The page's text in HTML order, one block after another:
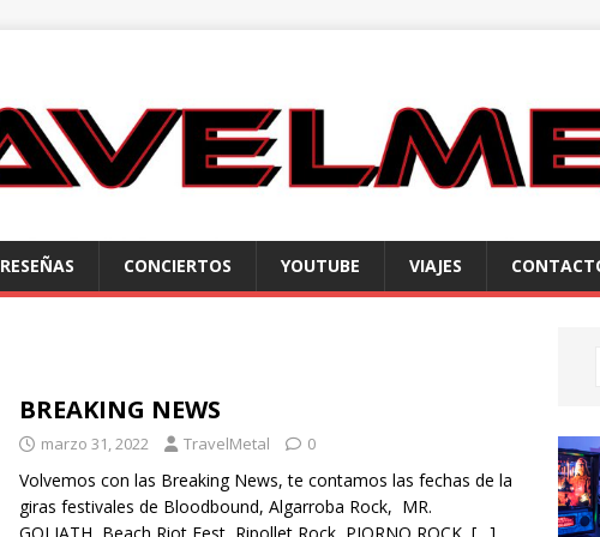
RESEÑAS CONCIERTOS YOUTUBE VIAJES
BREAKING NEWS
marzo 31, 2022 TravelMetal 0
Volvemos con las Breaking News, te contamos las fechas de la
giras festivales de Bloodbound, Algarroba Rock, MR.
GOLIATH, Beach Riot Fest, Ripollet Rock, PIORNO ROCK, […]